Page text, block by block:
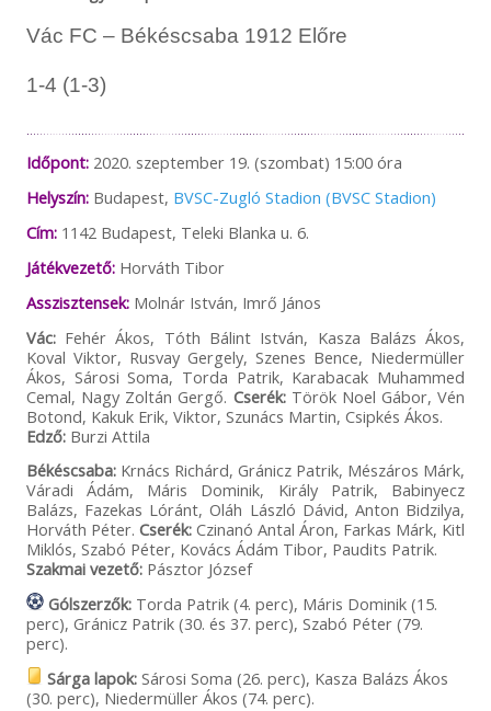
Vác FC – Békéscsaba 1912 Előre
1-4 (1-3)
Időpont:2020. szeptember 19. (szombat) 15:00 óra
Helyszín: Budapest, BVSC-Zugló Stadion (BVSC Stadion)
Cím:1142 Budapest, Teleki Blanka u. 6.
Játékvezető:Horváth Tibor
Asszisztensek:Molnár István, Imrő János
Vác:Fehér Ákos, Tóth Bálint István, Kasza Balázs Ákos,
Koval Viktor, Rusvay Gergely, Szenes Bence, Niedermüller
Ákos, Sárosi Soma, Torda Patrik, Karabacak Muhammed
Cemal, Nagy Zoltán Gergő. Cserék:Török Noel Gábor, Vén
Botond, Kakuk Erik, Viktor, Szunács Martin, Csipkés Ákos.
Edző:Burzi Attila
Békéscsaba:Krnács Richárd, Gránicz Patrik, Mészáros Márk,
Váradi Ádám, Máris Dominik, Király Patrik, Babinyecz
Balázs, Fazekas Lóránt, Oláh László Dávid, Anton Bidzilya,
Horváth Péter. Cserék:Czinanó Antal Áron, Farkas Márk, Kitl
Miklós, Szabó Péter, Kovács Ádám Tibor, Paudits Patrik.
Szakmai vezető:Pásztor József
Gólszerzők:Torda Patrik (4. perc), Máris Dominik (15.
perc), Gránicz Patrik (30. és 37. perc), Szabó Péter (79.
perc).
Sárga lapok:Sárosi Soma (26. perc), Kasza Balázs Ákos
(30. perc), Niedermüller Ákos (74. perc).